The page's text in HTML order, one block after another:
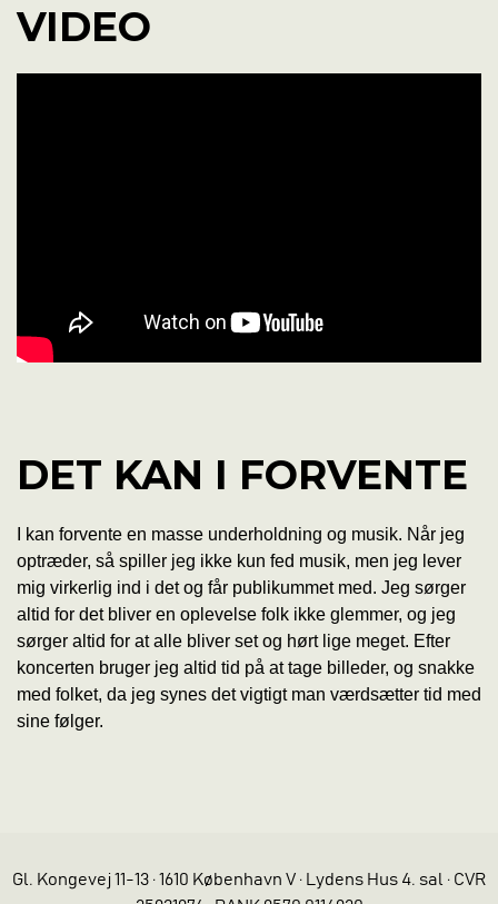
VIDEO
DET KAN I FORVENTE
I kan forvente en masse underholdning og musik. Når jeg
optræder, så spiller jeg ikke kun fed musik, men jeg lever
mig virkerlig ind i det og får publikummet med. Jeg sørger
altid for det bliver en oplevelse folk ikke glemmer, og jeg
sørger altid for at alle bliver set og hørt lige meget. Efter
koncerten bruger jeg altid tid på at tage billeder, og snakke
med folket, da jeg synes det vigtigt man værdsætter tid med
sine følger.
Gl. Kongevej 11-13 · 1610 København V · Lydens Hus 4. sal · CVR